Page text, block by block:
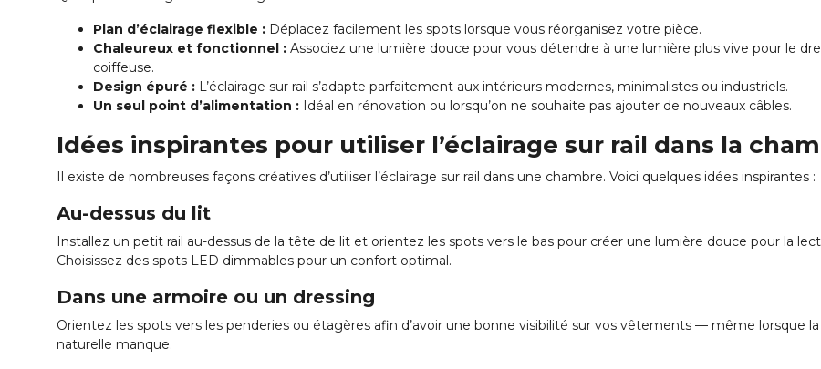
Plan d’éclairage flexible : Déplacez facilement les spots lorsque vous réorganisez votre pièce.
Chaleureux et fonctionnel : Associez une lumière douce pour vous détendre à une lumière plus vive pour le
coiffeuse.
Design épuré : L’éclairage sur rail s’adapte parfaitement aux intérieurs modernes, minimalistes ou industriels.
Un seul point d’alimentation : Idéal en rénovation ou lorsqu’on ne souhaite pas ajouter de nouveaux câbles.
Idées inspirantes pour utiliser l’éclairage sur rail dans la
Il existe de nombreuses façons créatives d’utiliser l’éclairage sur rail dans une chambre. Voici quelques idées inspirantes :
Au-dessus du lit
Installez un petit rail au-dessus de la tête de lit et orientez les spots vers le bas pour créer une lumière douce pour la
Choisissez des spots LED dimmables pour un confort optimal.
Dans une armoire ou un dressing
Orientez les spots vers les penderies ou étagères afin d’avoir une bonne visibilité sur vos vêtements — même lorsque
naturelle manque.